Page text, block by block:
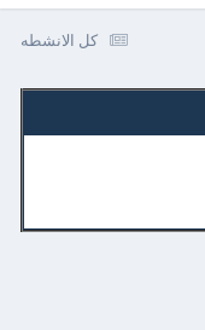
كل الانشطه